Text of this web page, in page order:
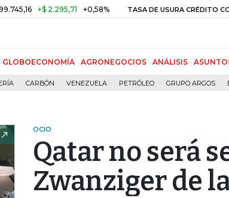
+$ 2.295,71 +0,58% TASA DE USURA CRÉDITO
GLOBOECONOMÍA AGRONEGOCIOS ANÁLISIS
CARBÓN VENEZUELA PETRÓLEO GRUPO ARGOS
OCIO
Qatar no será
Zwanziger de